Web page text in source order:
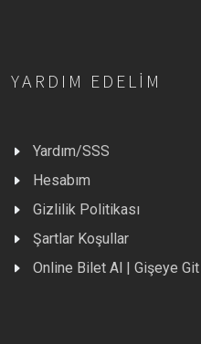
YARDIM EDELIM
Yardım/SSS
Hesabım
Gizlilik Politikası
Şartlar Koşullar
Online Bilet Al | Gişeye Git